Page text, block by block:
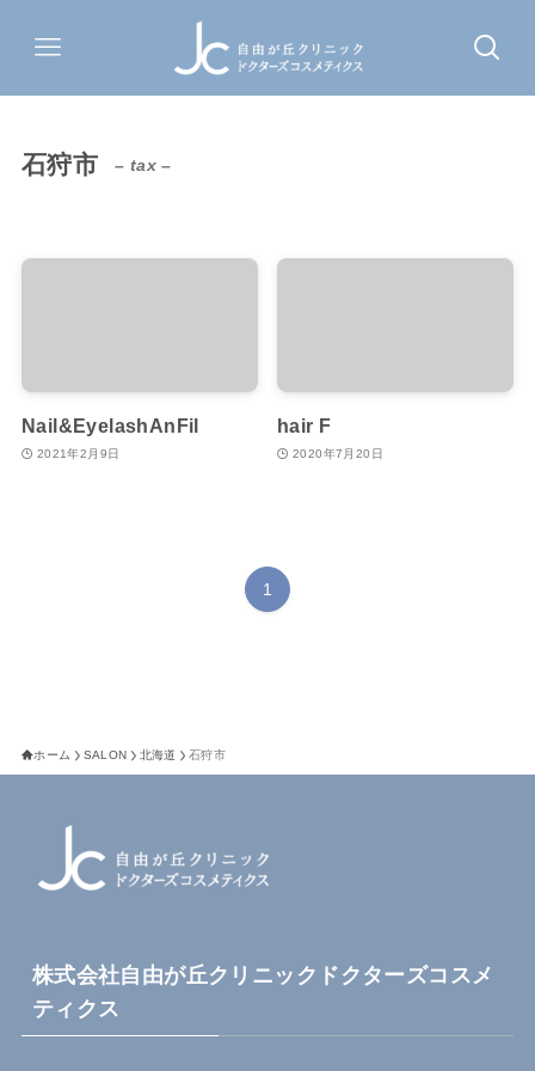
石狩市 – tax –
Nail&EyelashAnFil
2021年2月9日
hair F
2020年7月20日
1
ホーム SALON 北海道 石狩市
株式会社自由が丘クリニックドクターズコスメ
ティクス